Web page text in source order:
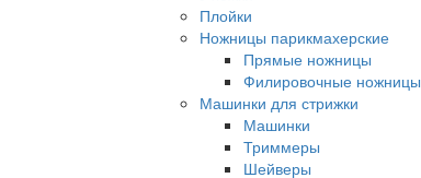
Плойки
Ножницы парикмахерские
Прямые ножницы
Филировочные ножницы
Машинки для стрижки
Машинки
Триммеры
Шейверы